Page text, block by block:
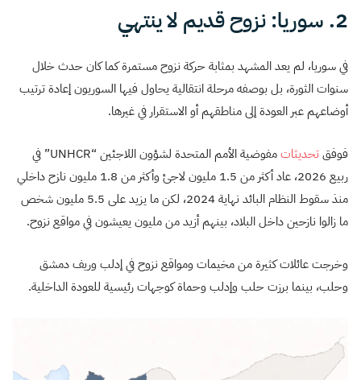
2. سوريا: نزوح قديم لا ينتهي
في سوريا، لم يعد المشهد بمثابة حركة نزوح مستمرة كما كان حدث خلال
سنوات الثورة، بل بوصفه مرحلة انتقالية يحاول فيها السوريون إعادة ترتيب
أوضاعهم عبر العودة إلى مناطقهم أو الاستقرار في غيرها.
فوفقتحديثات
مفوضية الأمم المتحدة لشؤون اللاجئين “UNHCR” في
ربيع 2026، عاد أكثر من 1.5 مليون لاجئ وأكثر من 1.8 مليون نازح داخلي
منذ سقوط النظام البائد نهاية 2024، لكن ما يزيد على 5.5 مليون شخص
ما زالوا نازحين داخل البلاد، بينهم أزيد من مليون يعيشون في مواقع نزوح.
وخرجت عائلات كثيرة من مخيمات ومواقع نزوح في إدلب وريف دمشق
وحلب، بينما برزت حلب وإدلب وحماة كوجهات رئيسية للعودة الداخلية.